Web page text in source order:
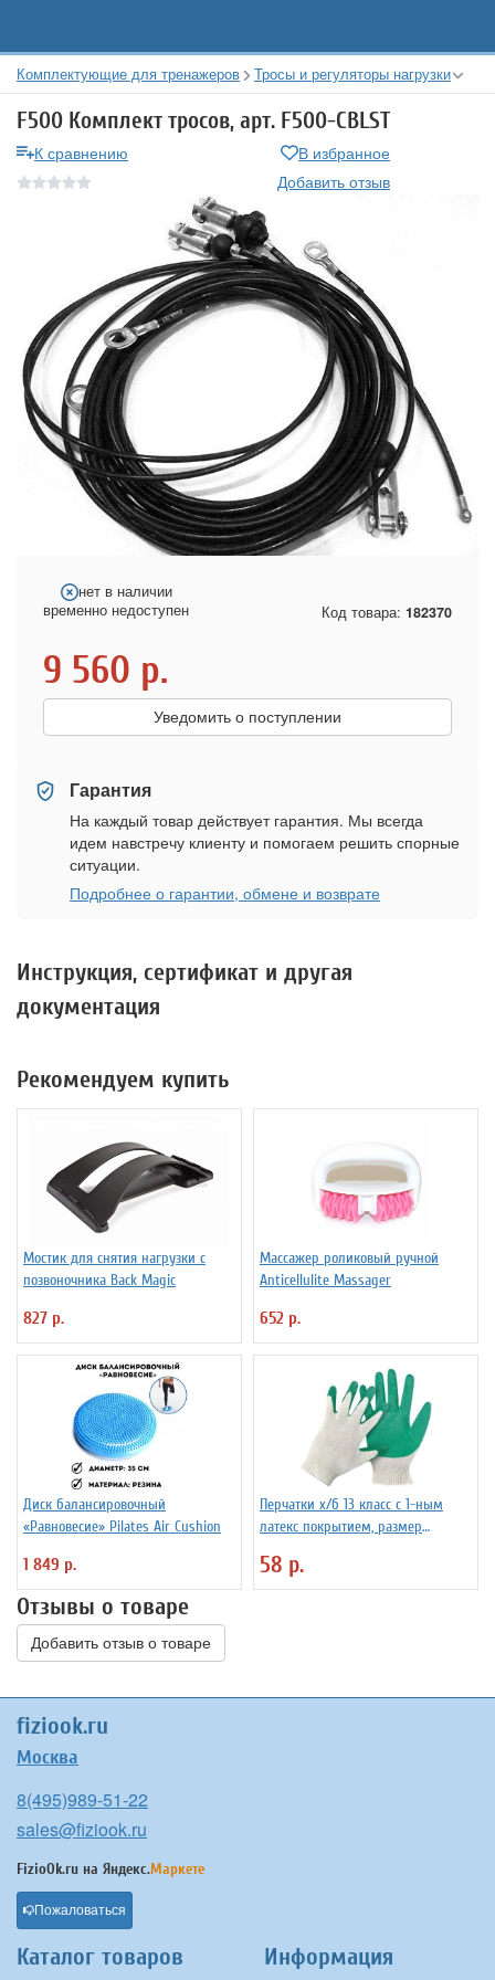
Комплектующие для тренажеров Тросы и регуляторы нагрузки
F500 Комплект тросов, арт. F500-CBLST
К сравнению
В избранное
Добавить отзыв
нет в наличии
временно недоступен
Код товара: 182370
9 560 р.
Уведомить о поступлении
Гарантия
На каждый товар действует гарантия. Мы всегда
идем навстречу клиенту и помогаем решить спорные
ситуации.
Подробнее о гарантии, обмене и возврате
Инструкция, сертификат и другая
документация
Рекомендуем купить
Мостик для снятия нагрузки с
позвоночника Back Magic
827 р.
Массажер роликовый ручной
Anticellulite Massager
652 р.
Диск балансировочный
«Равновесие» Pilates Air Cushion
1 849 р.
Перчатки х/б 13 класс с 1-ным
латекс покрытием, размер
58 р.
Отзывы о товаре
Добавить отзыв о товаре
fiziook.ru
Москва
8(495)989-51-22
sales@fiziook.ru
FizioOk.ru на Яндекс.Маркете
Пожаловаться
Каталог товаров Информация